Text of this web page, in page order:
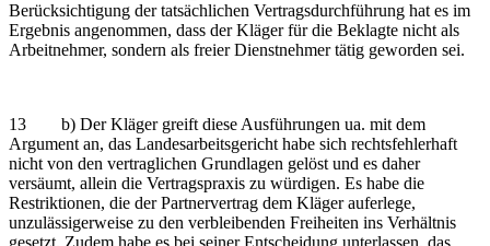
Berücksichtigung der tatsächlichen Vertragsdurchführung hat es im
Ergebnis angenommen, dass der Kläger für die Beklagte nicht als
Arbeitnehmer, sondern als freier Dienstnehmer tätig geworden sei.
13 b) Der Kläger greift diese Ausführungen ua. mit dem
Argument an, das Landesarbeitsgericht habe sich rechtsfehlerhaft
nicht von den vertraglichen Grundlagen gelöst und es daher
versäumt, allein die Vertragspraxis zu würdigen. Es habe die
Restriktionen, die der Partnervertrag dem Kläger auferlege,
unzulässigerweise zu den verbleibenden Freiheiten ins Verhältnis
gesetzt. Zudem habe es bei seiner Entscheidung unterlassen, das